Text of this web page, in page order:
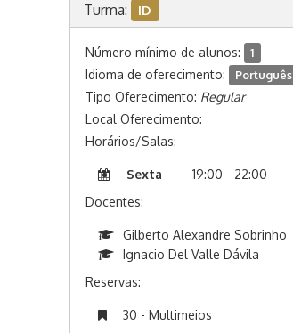
Turma: ID
Número mínimo de alunos: 1
Idioma de oferecimento: Português
Tipo Oferecimento: Regular
Local Oferecimento:
Horários/Salas:
Sexta
19:00 - 22:00
Docentes:
Gilberto Alexandre Sobrinho
Ignacio Del Valle Dávila
Reservas:
30 - Multimeios